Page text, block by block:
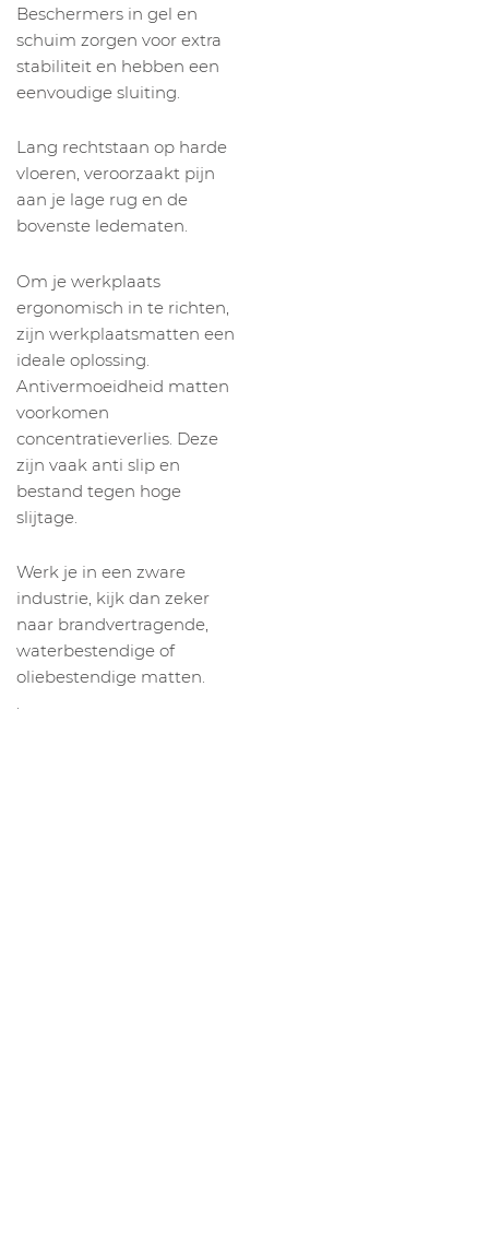
Beschermers in gel en
schuim zorgen voor extra
stabiliteit en hebben een
eenvoudige sluiting.
Lang rechtstaan op harde
vloeren, veroorzaakt pijn
aan je lage rug en de
bovenste ledematen.
Om je werkplaats
ergonomisch in te richten,
zijn werkplaatsmatten een
ideale oplossing.
Antivermoeidheid matten
voorkomen
concentratieverlies. Deze
zijn vaak anti slip en
bestand tegen hoge
slijtage.
Werk je in een zware
industrie, kijk dan zeker
naar brandvertragende,
waterbestendige of
oliebestendige matten.